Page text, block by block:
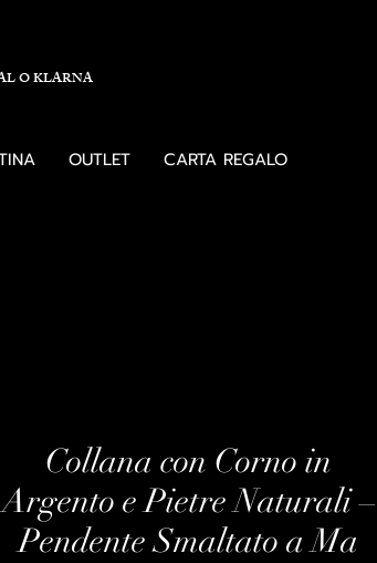
O KLARNA
OUTLET CARTA REGALO
Collana con Corno in
Argento e Pietre Naturali –
Pendente Smaltato a Ma